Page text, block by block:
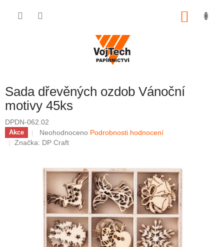
Sada dřevěných ozdob Vánoční
motivy 45ks
DPDN-062.02
Akce Průměrné hodnocení produktu je 0,0 z 5 hvězdiček.
Neohodnoceno Podrobnosti hodnocení
Značka: DP Craft